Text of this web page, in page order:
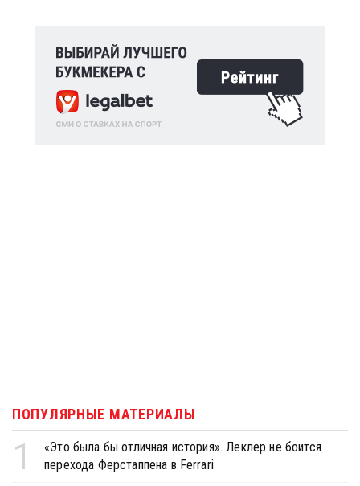
ПОПУЛЯРНЫЕ МАТЕРИАЛЫ
1
«Это была бы отличная история». Леклер не боится
перехода Ферстаппена в Ferrari